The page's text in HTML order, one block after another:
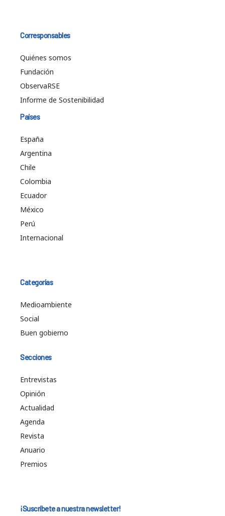
Corresponsables
Quiénes somos
Fundación
ObservaRSE
Informe de Sostenibilidad
Países
España
Argentina
Chile
Colombia
Ecuador
México
Perú
Internacional
Categorías
Medioambiente
Social
Buen gobierno
Secciones
Entrevistas
Opinión
Actualidad
Agenda
Revista
Anuario
Premios
¡Suscríbete a nuestra newsletter!